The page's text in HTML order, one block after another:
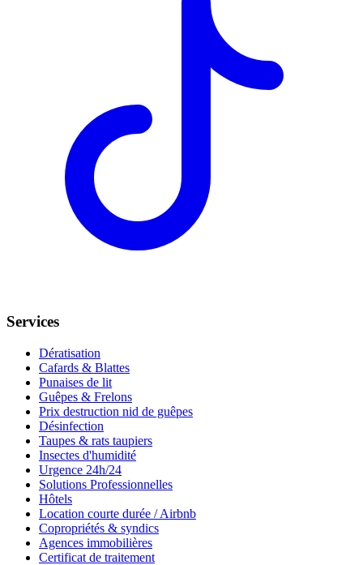
Services
Dératisation
Cafards & Blattes
Punaises de lit
Guêpes & Frelons
Prix destruction nid de guêpes
Désinfection
Taupes & rats taupiers
Insectes d'humidité
Urgence 24h/24
Solutions Professionnelles
Hôtels
Location courte durée / Airbnb
Copropriétés & syndics
Agences immobilières
Certificat de traitement